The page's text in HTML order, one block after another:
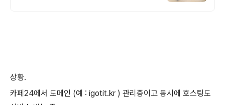
상황.
카페24에서 도메인 (예 : igotit.kr ) 관리중이고 동시에 호스팅도